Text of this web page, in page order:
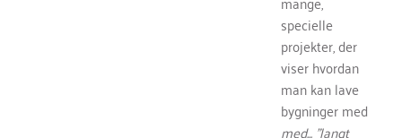
specielle
projekter, der
viser hvordan
man kan lave
bygninger med
med... "langt